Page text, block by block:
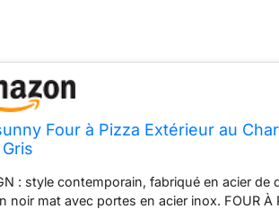
Four à Pizza Extérieur au
: style contemporain, fabriqué en acier de
noir mat avec portes en acier inox. FOUR À